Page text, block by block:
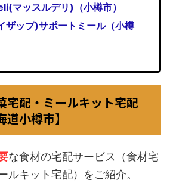
マッスルデリ)（小樽市）
ザップ)サポートミール（小樽
宅配・ミールキット宅配
小樽市】
な食材の宅配サービス（食材宅
ルキット宅配）をご紹介。